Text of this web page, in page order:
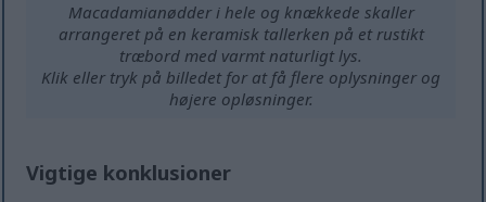
Macadamianødder i hele og knækkede skaller
arrangeret på en keramisk tallerken på et rustikt
træbord med varmt naturligt lys.
Klik eller tryk på billedet for at få flere oplysninger og
højere opløsninger.
Vigtige konklusioner